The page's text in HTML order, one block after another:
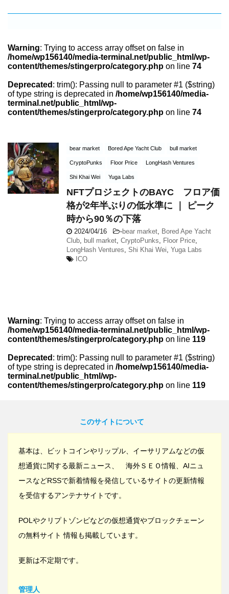
Warning: Trying to access array offset on false in
/home/wp156140/media-terminal.net/public_html/wp-
content/themes/stingerpro/category.php on line 74
Deprecated : trim(): Passing null to parameter #1 ($string)
of type string is deprecated in /home/wp156140/media-
terminal.net/public_html/wp-
content/themes/stingerpro/category.php on line 74
bear market Bored Ape Yacht Club bull market
CryptoPunks Floor Price LongHash Ventures
Shi Khai Wei Yuga Labs
NFTプロジェクトのBAYC フロア価
格が2年半ぶりの低水準に ｜ ピーク
時から90％の下落
2024/04/16 -bear market Bored Ape Yacht
Club bull market CryptoPunks Floor Price
LongHash Ventures Shi Khai Wei Yuga Labs
ICO
Warning: Trying to access array offset on false in
/home/wp156140/media-terminal.net/public_html/wp-
content/themes/stingerpro/category.php on line 119
Deprecated : trim(): Passing null to parameter #1 ($string)
of type string is deprecated in /home/wp156140/media-
terminal.net/public_html/wp-
content/themes/stingerpro/category.php on line 119
このサイトについて
基本は、ビットコインやリップル、イーサリアムなどの仮
想通貨に関する最新ニュース、 海外ＳＥＯ情報、AIニュ
ースなどRSSで新着情報を発信しているサイトの更新情報
を受信するアンテナサイトです。
POLやクリプトゾンビなどの仮想通貨やブロックチェーン
の無料サイト 情報も掲載しています。
更新は不定期です。
管理人